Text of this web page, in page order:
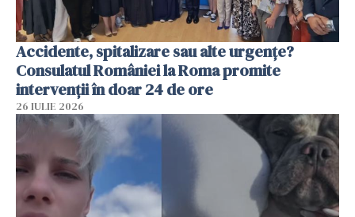
Accidente, spitalizare sau alte urgențe?
Consulatul României la Roma promite
intervenții în doar 24 de ore
26 IULIE 2026